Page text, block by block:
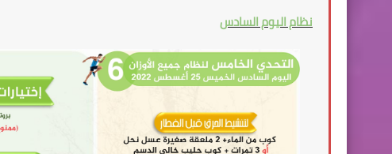
نظام اليوم السادس